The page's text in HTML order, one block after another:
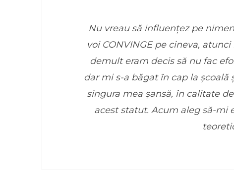
Nu vreau să influențez pe
voi CONVINGE pe cineva,
demult eram decis să nu fac
dar mi s-a băgat în cap la școală
singura mea șansă, în calitate
acest statut. Acum aleg să-mi